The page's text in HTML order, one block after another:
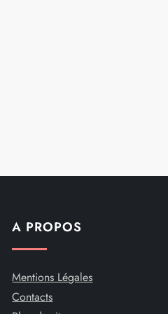
A PROPOS
Mentions Légales
Contacts